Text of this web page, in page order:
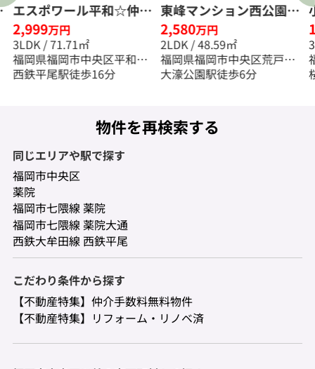
エスポワール平和☆仲介
手数料無料☆
2,999万円
3LDK / 71.71㎡
福岡県福岡市中央区平和３
丁目
西鉄平尾駅徒歩16分
東峰マンション西公園☆
仲介手数料無料☆
2,580万円
2LDK / 48.59㎡
福岡県福岡市中央区荒戸３
丁目
大濠公園駅徒歩6分
物件を再検索する
同じエリアや駅で探す
福岡市中央区
薬院
福岡市七隈線 薬院
福岡市七隈線 薬院大通
西鉄大牟田線 西鉄平尾
こだわり条件から探す
【不動産特集】仲介手数料無料物件
【不動産特集】リフォーム・リノベ済